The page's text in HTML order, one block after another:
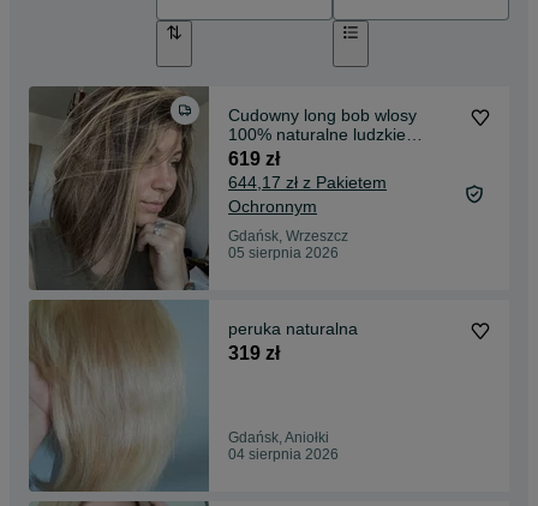
Cudowny long bob wlosy
100% naturalne ludzkie
mikroskora balejaz braz
619 zł
644,17 zł z Pakietem
Ochronnym
Gdańsk, Wrzeszcz
05 sierpnia 2026
peruka naturalna
319 zł
Gdańsk, Aniołki
04 sierpnia 2026